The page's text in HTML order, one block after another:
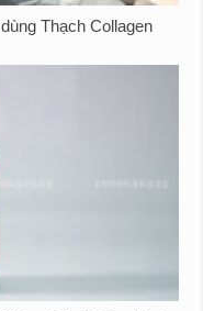
Thạch Collagen